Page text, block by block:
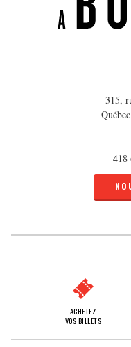
315,
418
ACHETEZ
VOS BILLETS